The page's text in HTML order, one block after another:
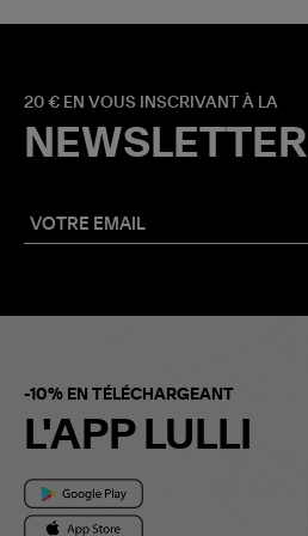
20 € EN VOUS INSCRIVANT À LA
NEWSLETTER
-10% EN TÉLÉCHARGEANT
L'APP LULLI